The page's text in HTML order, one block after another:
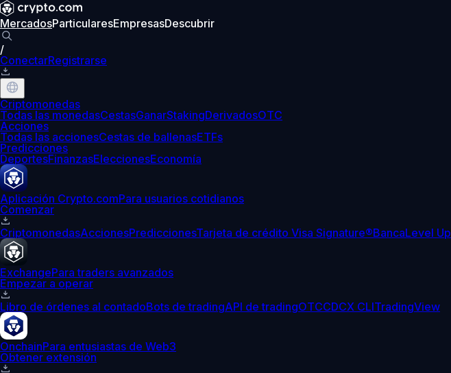
MercadosParticularesEmpresasDescubrir
/
ConectarRegistrarse
Criptomonedas
Todas las monedasCestasGanarStakingDerivadosOTC
Acciones
Todas las accionesCestas de ballenasETFs
Predicciones
DeportesFinanzasEleccionesEconomía
Aplicación Crypto.comPara usuarios cotidianos
Comenzar
CriptomonedasAccionesPrediccionesTarjeta de crédito Visa Signature®BancaLevel Up
ExchangePara traders avanzados
Empezar a operar
Libro de órdenes al contadoBots de tradingAPI de tradingOTCCDCX CLITradingView
OnchainPara entusiastas de Web3
Obtener extensión